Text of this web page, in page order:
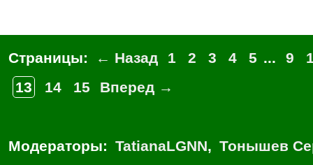
Страницы: ← Назад 1 2 3 4 5 ... 9
13
14 15 Вперед →
Модераторы: TatianaLGNN, Тонышев